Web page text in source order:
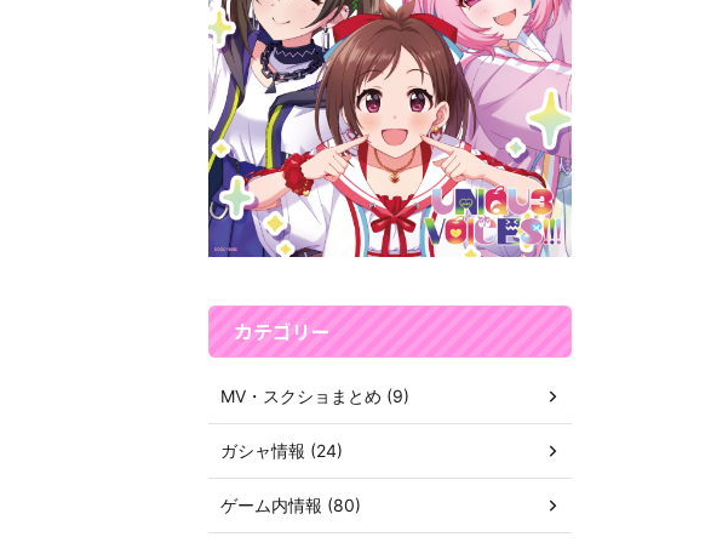
カテゴリー
MV・スクショまとめ (9)
ガシャ情報 (24)
ゲーム内情報 (80)